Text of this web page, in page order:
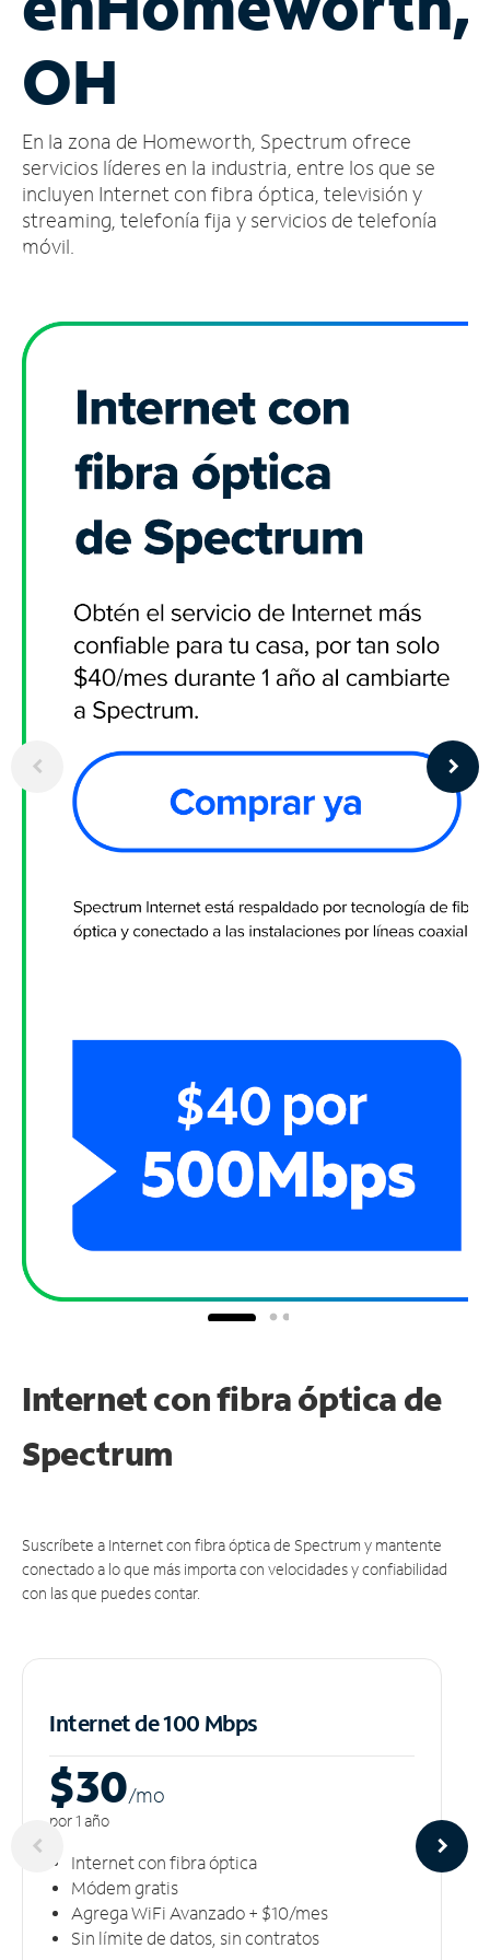
cuenta
Encuentra
tienda
OH
En la zona de Homeworth, Spectrum ofrece
servicios líderes en la industria, entre los que se
incluyen Internet con fibra óptica, televisión y
streaming, telefonía fija y servicios de telefonía
móvil.
Internet con fibra óptica de
Spectrum
Suscríbete a Internet con fibra óptica de Spectrum y mantente
conectado a lo que más importa con velocidades y confiabilidad
con las que puedes contar.
Internet de 100 Mbps
$30/mo
por 1 año
Internet con fibra óptica
Módem gratis
Agrega WiFi Avanzado + $10/mes
Sin límite de datos, sin contratos